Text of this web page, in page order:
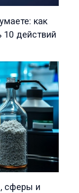
как
10 действий
сферы и